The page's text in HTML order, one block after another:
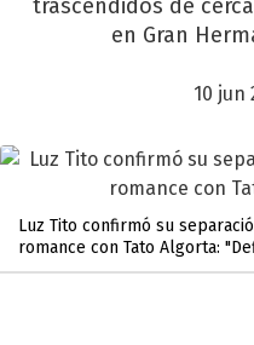
trascendidos de
en Gran
10 jun
Luz Tito confirmó su
romance con Tato Algorta: